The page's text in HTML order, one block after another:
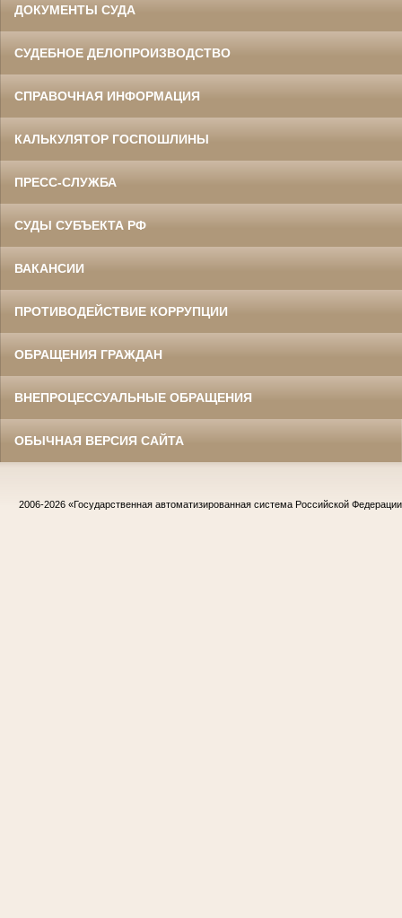
ДОКУМЕНТЫ СУДА
СУДЕБНОЕ ДЕЛОПРОИЗВОДСТВО
СПРАВОЧНАЯ ИНФОРМАЦИЯ
КАЛЬКУЛЯТОР ГОСПОШЛИНЫ
ПРЕСС-СЛУЖБА
СУДЫ СУБЪЕКТА РФ
ВАКАНСИИ
ПРОТИВОДЕЙСТВИЕ КОРРУПЦИИ
ОБРАЩЕНИЯ ГРАЖДАН
ВНЕПРОЦЕССУАЛЬНЫЕ ОБРАЩЕНИЯ
ОБЫЧНАЯ ВЕРСИЯ САЙТА
2006-2026 «Государственная автоматизированная система Российской